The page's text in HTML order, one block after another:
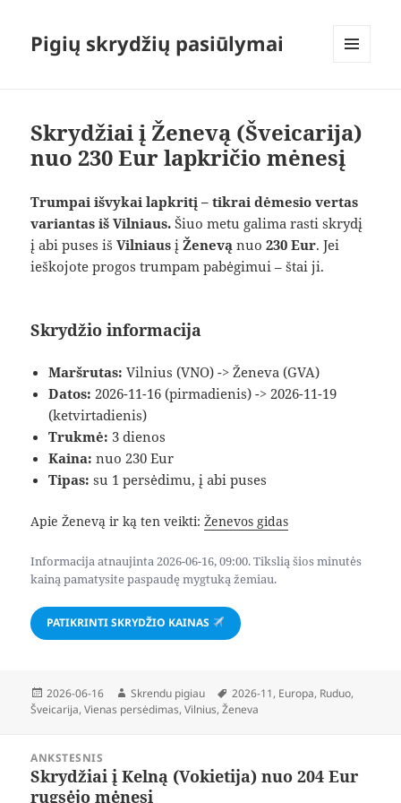
Pigių skrydžių pasiūlymai
Skrydžiai į Ženevą (Šveicarija)
nuo 230 Eur lapkričio mėnesį
Trumpai išvykai lapkritį – tikrai dėmesio vertas
variantas iš Vilniaus. Šiuo metu galima rasti skrydį
į abi puses išVilniaus į Ženevą nuo230 Eur. Jei
ieškojote progos trumpam pabėgimui – štai ji.
Skrydžio informacija
Maršrutas: Vilnius (VNO) -> Ženeva (GVA)
Datos: 2026-11-16 (pirmadienis) -> 2026-11-19
(ketvirtadienis)
Trukmė: 3 dienos
Kaina: nuo 230 Eur
Tipas: su 1 persėdimu, į abi puses
Apie Ženevą ir ką ten veikti:Ženevos gidas
Informacija atnaujinta 2026-06-16, 09:00. Tikslią šios minutės
kainą pamatysite paspaudę mygtuką žemiau.
PATIKRINTI SKRYDŽIO KAINAS
Paskelbta
2026-06-16 Autorius
Skrendu pigiau Žymos
2026-11, Europa, Ruduo,
Šveicarija,Vienas persėdimas,Vilnius,Ženeva
įrašų
ANKSTESNIS
Ankstesnis
įrašas:
Skrydžiai į Kelną (Vokietija) nuo 204 Eur
rugsėjo mėnesį